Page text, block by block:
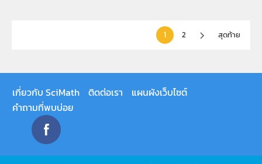
1 2 สุดท้าย
เกี่ยวกับ SciMath ติดต่อเรา
แผนผังเว็บไซต์
คำถามที่พบบ่อย